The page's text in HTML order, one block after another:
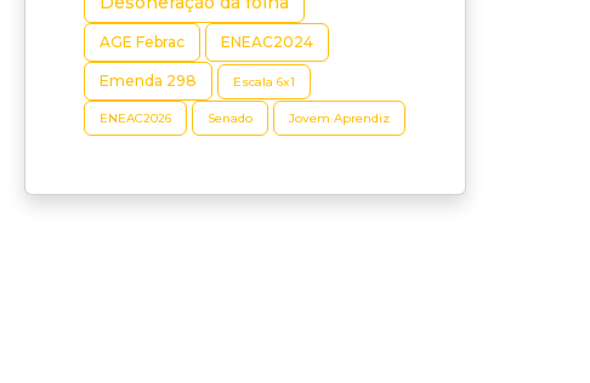
AGE Febrac ENEAC2024
Emenda 298 Escala 6x1
ENEAC2026 Senado Jovem Aprendiz